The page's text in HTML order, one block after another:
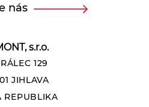
s.r.o.
129
JIHLAVA
REPUBLIKA
nás